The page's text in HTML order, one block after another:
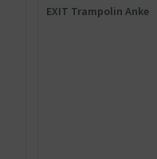
EXIT Trampolin